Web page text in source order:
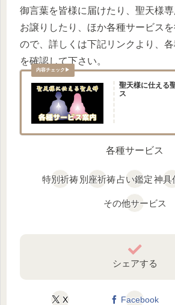
御言葉を皆様に届けたり、聖天様
お譲りしたり、ほか各種サービス
ので、詳しくは下記リンクより、
を確認して下さい。
聖天様に仕える
ス
各種サービス
特別祈祷別座祈祷占い鑑定神具
その他サービス
シェアする
X Facebook